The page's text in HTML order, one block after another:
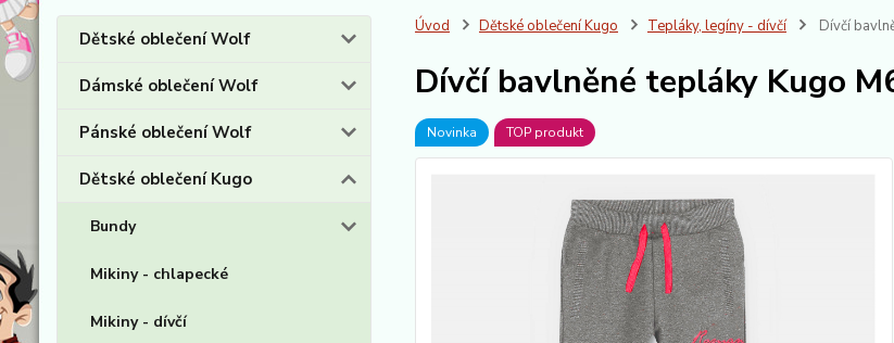
Dětské oblečení Wolf
Dámské oblečení Wolf
Pánské oblečení Wolf
Dětské oblečení Kugo
Bundy
Mikiny - chlapecké
Mikiny - dívčí
Úvod Dětské oblečení Kugo Tepláky, legíny - dívčí Dívčí
Dívčí bavlněné tepláky Kugo
Novinka TOP produkt